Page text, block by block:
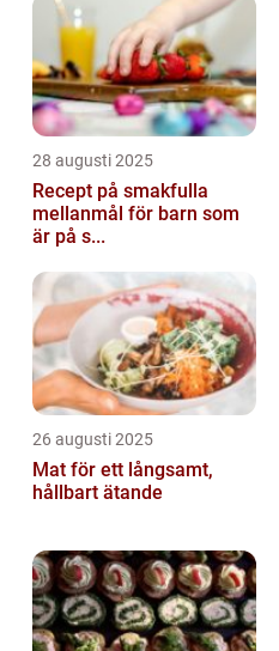
28 augusti 2025
Recept på smakfulla
mellanmål för barn som
är på s...
26 augusti 2025
Mat för ett långsamt,
hållbart ätande